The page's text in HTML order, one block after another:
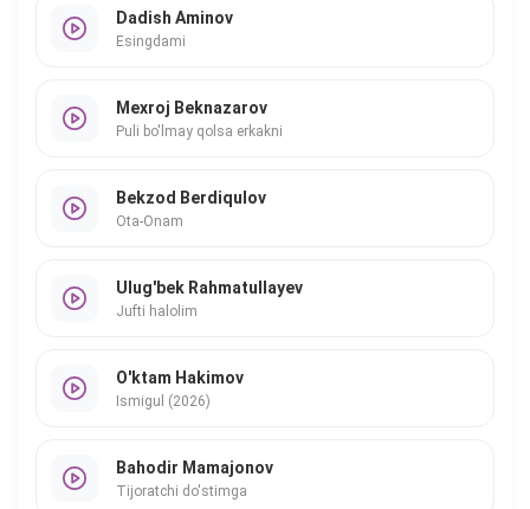
Dadish Aminov
Esingdami
Mexroj Beknazarov
Puli bo'lmay qolsa erkakni
Bekzod Berdiqulov
Ota-Onam
Ulug'bek Rahmatullayev
Jufti halolim
O'ktam Hakimov
Ismigul (2026)
Bahodir Mamajonov
Tijoratchi do'stimga